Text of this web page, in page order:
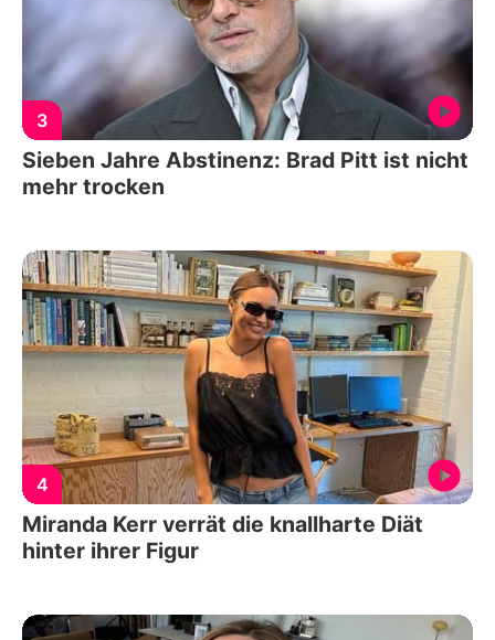
3
Sieben Jahre Abstinenz: Brad Pitt ist nicht
mehr trocken
4
Miranda Kerr verrät die knallharte Diät
hinter ihrer Figur